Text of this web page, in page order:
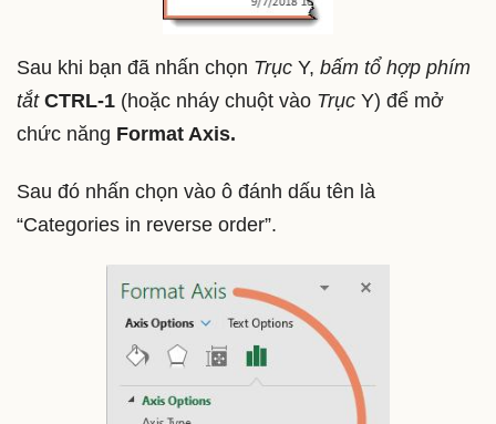
Sau khi bạn đã nhấn chọn Trục Y, bấm tổ hợp phím
tắt CTRL-1 (hoặc nháy chuột vào Trục Y) để mở
chức năng Format Axis.
Sau đó nhấn chọn vào ô đánh dấu tên là
“Categories in reverse order”.